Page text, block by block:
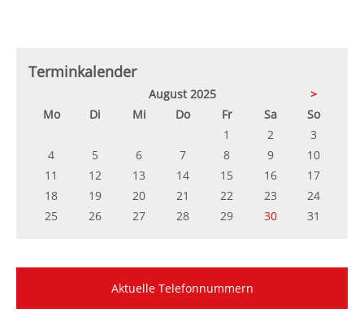
Terminkalender
August 2025
>
Montag Di enstagMittwochDonnerstag
Freitag SamstagSonntag
1
2
3
4
5 6 7 8 9
10
11
12 13 14 15 16
17
18
19 20 21 22 23
24
25
26 27 28 29 30 31
Aktuelle Telefonnummern